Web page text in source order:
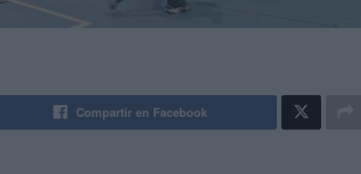
Compartir en Facebook